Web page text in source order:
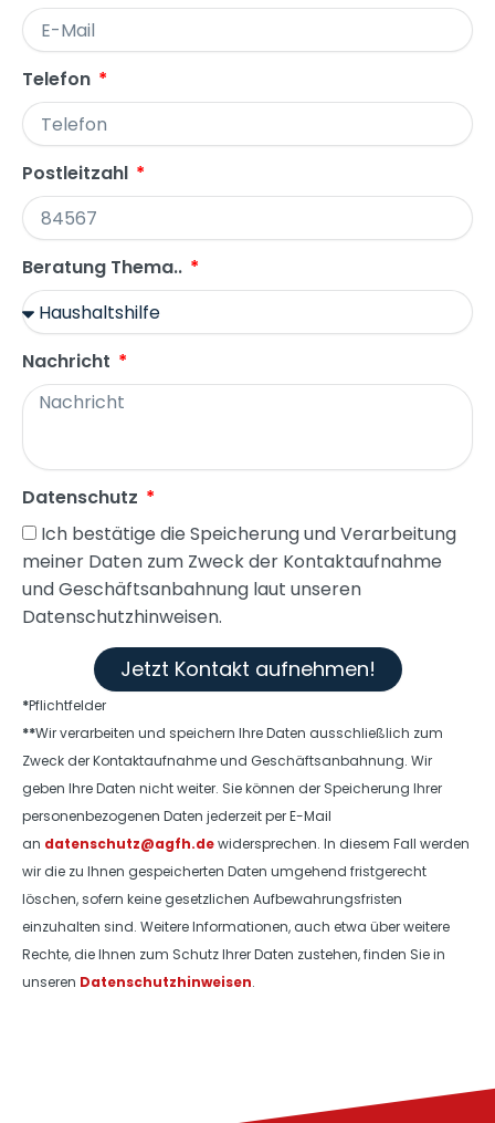
Telefon
Postleitzahl
Beratung Thema..
Nachricht
Datenschutz
Ich bestätige die Speicherung und Verarbeitung
meiner Daten zum Zweck der Kontaktaufnahme
und Geschäftsanbahnung laut unseren
Datenschutzhinweisen.
Jetzt Kontakt aufnehmen!
*Pflichtfelder
**Wir verarbeiten und speichern Ihre Daten ausschließlich zum
Zweck der Kontaktaufnahme und Geschäftsanbahnung. Wir
geben Ihre Daten nicht weiter. Sie können der Speicherung Ihrer
personenbezogenen Daten jederzeit per E-Mail
an datenschutz@agfh.dewidersprechen. In diesem Fall werden
wir die zu Ihnen gespeicherten Daten umgehend fristgerecht
löschen, sofern keine gesetzlichen Aufbewahrungsfristen
einzuhalten sind. Weitere Informationen, auch etwa über weitere
Rechte, die Ihnen zum Schutz Ihrer Daten zustehen, finden Sie in
unseren Datenschutzhinweisen.